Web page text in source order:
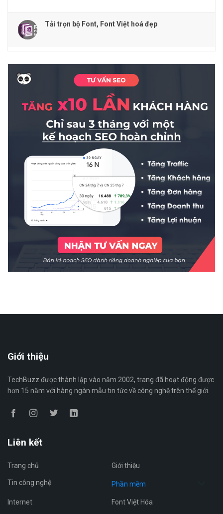
Tải trọn bộ Font, Font Việt hoá đẹp
Giới thiệu
TechBuzz được thành lập vào năm 2002, trang đã hoạt động được
hơn 15 năm với hàng ngàn mẫu tin tức về công nghệ trên thế giới.
Liên kết
Trang chủ Giới thiệu
Tin công nghệ Phần mềm
Internet Font Việt Hóa